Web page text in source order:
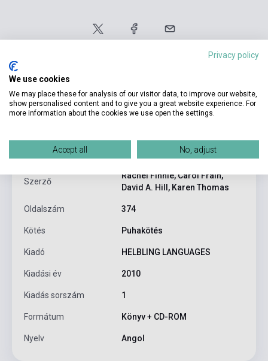
Termékjellemzők
9783852722252
Szerző
Rachel Finnie, Carol Frain,
David A. Hill, Karen Thomas
Oldalszám 374
Kötés Puhakötés
Kiadó HELBLING LANGUAGES
Kiadási év 2010
Kiadás sorszám 1
Formátum Könyv + CD-ROM
Nyelv Angol
Privacy policy
We use cookies
We may place these for analysis of our visitor data, to improve our website,
show personalised content and to give you a great website experience. For
more information about the cookies we use open the settings.
Accept all No, adjust